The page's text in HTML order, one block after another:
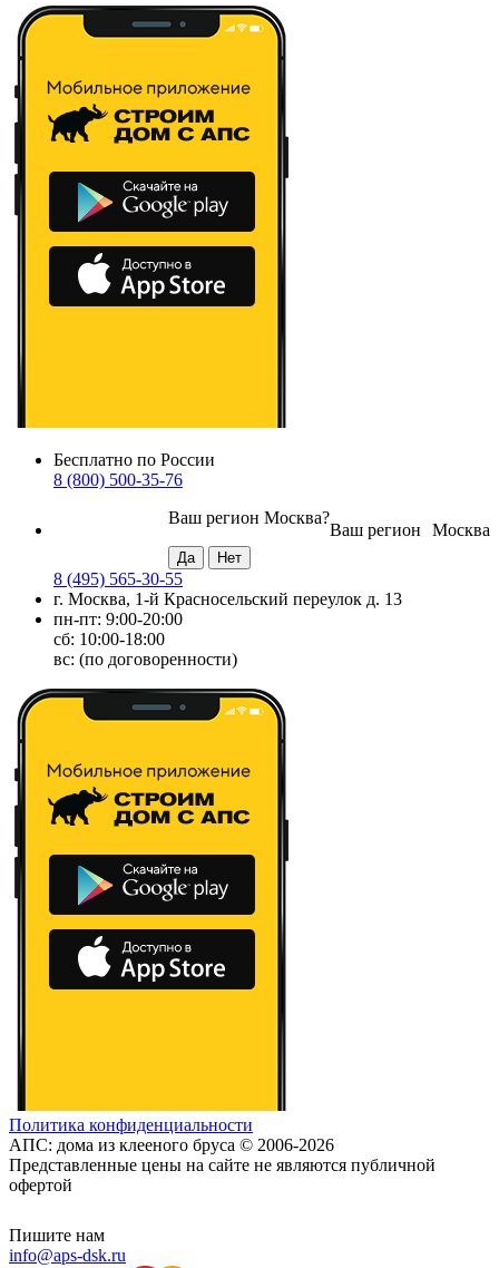
Бесплатно по России
8 (800) 500-35-76
Москва
Ваш регион
Ваш регион Москва?
8 (495) 565-30-55
г. Москва, 1-й Красносельский переулок д. 13
пн-пт: 9:00-20:00
сб: 10:00-18:00
вс: (по договоренности)
Политика конфиденциальности
АПС: дома из клееного бруса © 2006-2026
Представленные цены на сайте не являются публичной
офертой
Пишите нам
info@aps-dsk.ru